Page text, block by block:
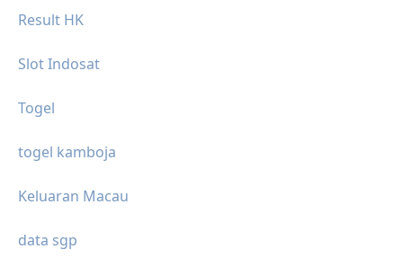
Result HK
Slot Indosat
Togel
togel kamboja
Keluaran Macau
data sgp